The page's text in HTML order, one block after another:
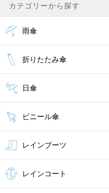
カテゴリーから探す
雨傘
折りたたみ傘
日傘
ビニール傘
レインブーツ
レインコート